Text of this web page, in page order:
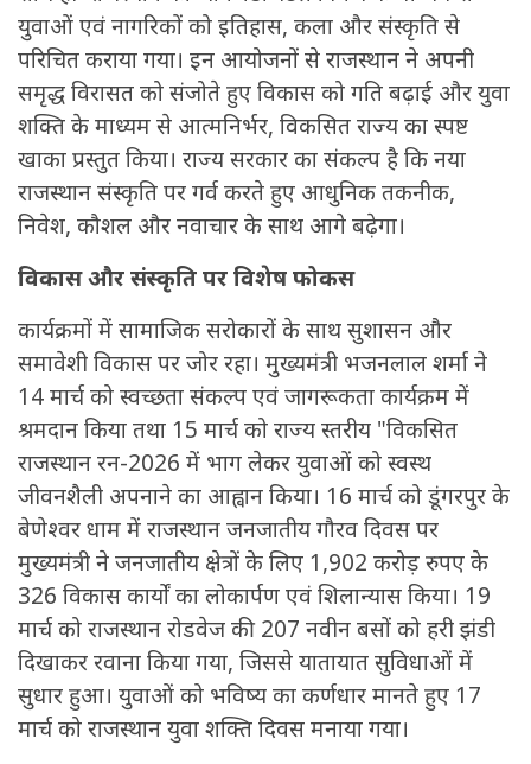
युवाओं एवं नागरिकों को इतिहास, कला और संस्कृति से
परिचित कराया गया। इन आयोजनों से राजस्थान ने अपनी
समृद्ध विरासत को संजोते हुए विकास को गति बढ़ाई और युवा
शक्ति के माध्यम से आत्मनिर्भर, विकसित राज्य का स्पष्ट
खाका प्रस्तुत किया। राज्य सरकार का संकल्प है कि नया
राजस्थान संस्कृति पर गर्व करते हुए आधुनिक तकनीक,
निवेश, कौशल और नवाचार के साथ आगे बढ़ेगा।
विकास और संस्कृति पर विशेष फोकस
कार्यक्रमों में सामाजिक सरोकारों के साथ सुशासन और
समावेशी विकास पर जोर रहा। मुख्यमंत्री भजनलाल शर्मा ने
14 मार्च को स्वच्छता संकल्प एवं जागरूकता कार्यक्रम में
श्रमदान किया तथा 15 मार्च को राज्य स्तरीय "विकसित
राजस्थान रन-2026 में भाग लेकर युवाओं को स्वस्थ
जीवनशैली अपनाने का आह्वान किया। 16 मार्च को डूंगरपुर के
बेणेश्वर धाम में राजस्थान जनजातीय गौरव दिवस पर
मुख्यमंत्री ने जनजातीय क्षेत्रों के लिए 1,902 करोड़ रुपए के
326 विकास कार्यों का लोकार्पण एवं शिलान्यास किया। 19
मार्च को राजस्थान रोडवेज की 207 नवीन बसों को हरी झंडी
दिखाकर रवाना किया गया, जिससे यातायात सुविधाओं में
सुधार हुआ। युवाओं को भविष्य का कर्णधार मानते हुए 17
मार्च को राजस्थान युवा शक्ति दिवस मनाया गया।